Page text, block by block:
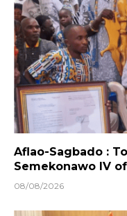
Aflao-Sagbado :
Semekonawo IV
08/08/2026